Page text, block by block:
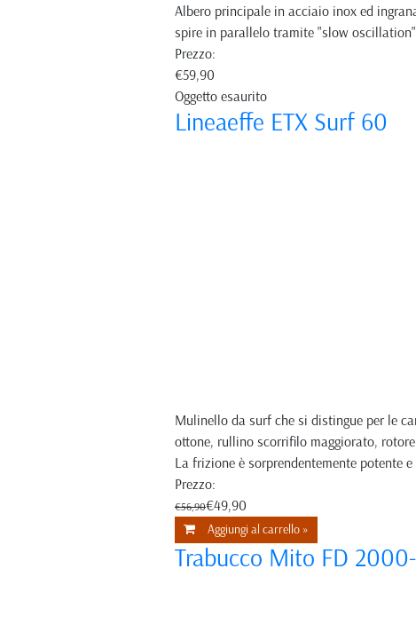
Albero principale in acciaio inox ed
spire in parallelo tramite "slow
Prezzo:
€59,90
Oggetto esaurito
Lineaeffe ETX Surf 60
Mulinello da surf che si distingue per le
ottone, rullino scorrifilo maggiorato,
La frizione è sorprendentemente potente
Prezzo:
€56,90€49,90
Aggiungi al carrello »
Trabucco Mito FD